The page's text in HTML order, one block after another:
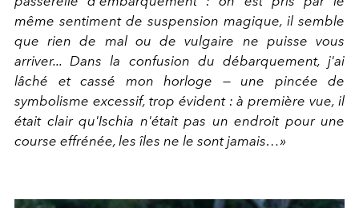
même sentiment de suspension magique, il semble
que rien de mal ou de vulgaire ne puisse vous
arriver... Dans la confusion du débarquement, j'ai
lâché et cassé mon horloge — une pincée de
symbolisme excessif, trop évident : à première vue, il
était clair qu'Ischia n'était pas un endroit pour une
course effrénée, les îles ne le sont jamais…»